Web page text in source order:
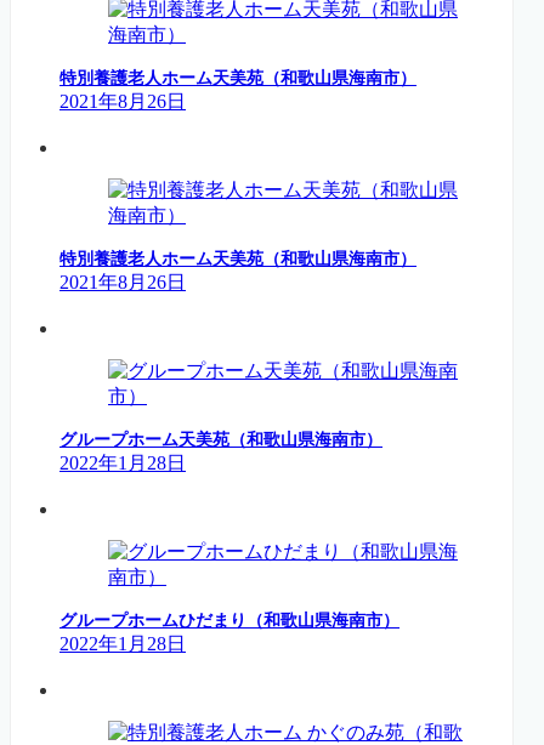
特別養護老人ホーム天美苑（和歌山県海南市）
2021年8月26日
特別養護老人ホーム天美苑（和歌山県海南市）
2021年8月26日
グループホーム天美苑（和歌山県海南市）
2022年1月28日
グループホームひだまり（和歌山県海南市）
2022年1月28日